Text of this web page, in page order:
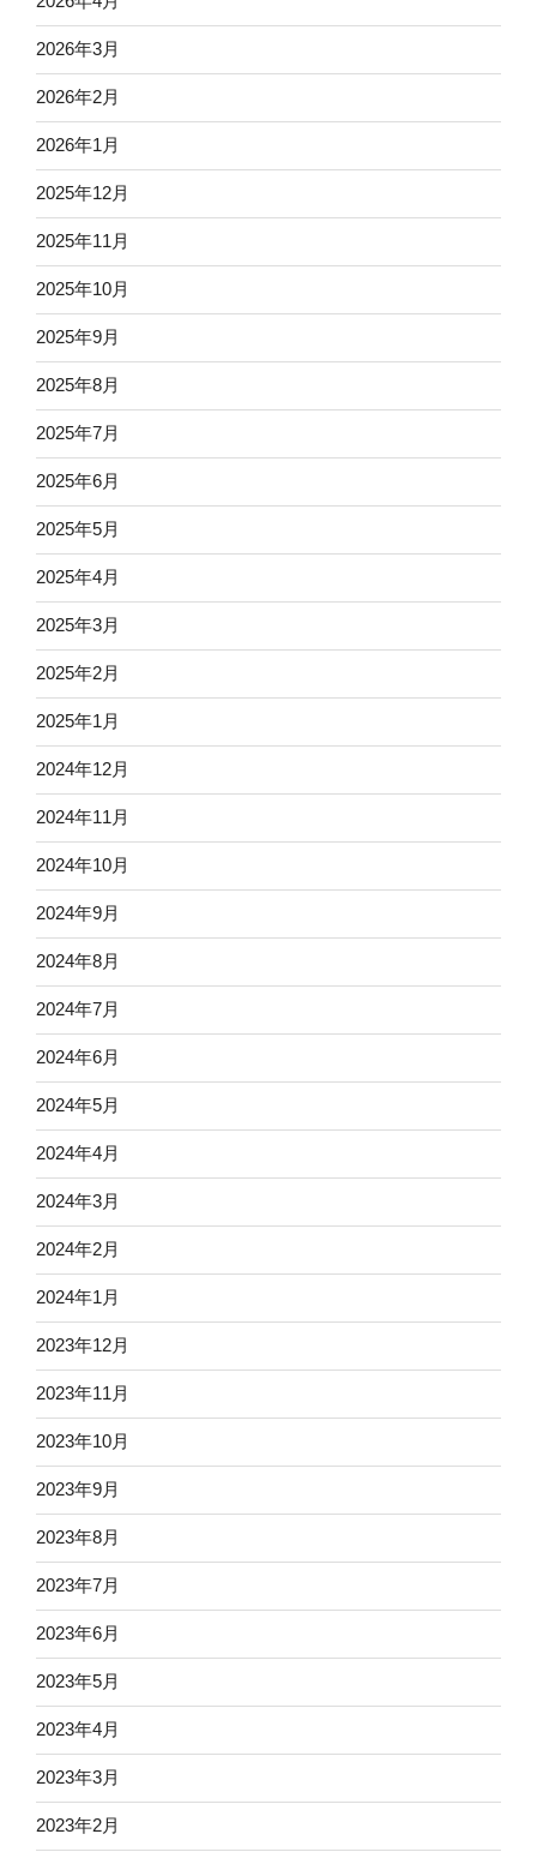
2026年3月
2026年2月
2026年1月
2025年12月
2025年11月
2025年10月
2025年9月
2025年8月
2025年7月
2025年6月
2025年5月
2025年4月
2025年3月
2025年2月
2025年1月
2024年12月
2024年11月
2024年10月
2024年9月
2024年8月
2024年7月
2024年6月
2024年5月
2024年4月
2024年3月
2024年2月
2024年1月
2023年12月
2023年11月
2023年10月
2023年9月
2023年8月
2023年7月
2023年6月
2023年5月
2023年4月
2023年3月
2023年2月